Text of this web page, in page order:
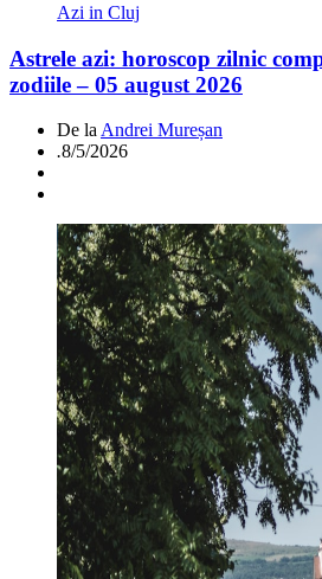
Azi in Cluj
Astrele azi: horoscop zilnic
zodiile – 05 august 2026
De la Andrei Mureșan
.8/5/2026